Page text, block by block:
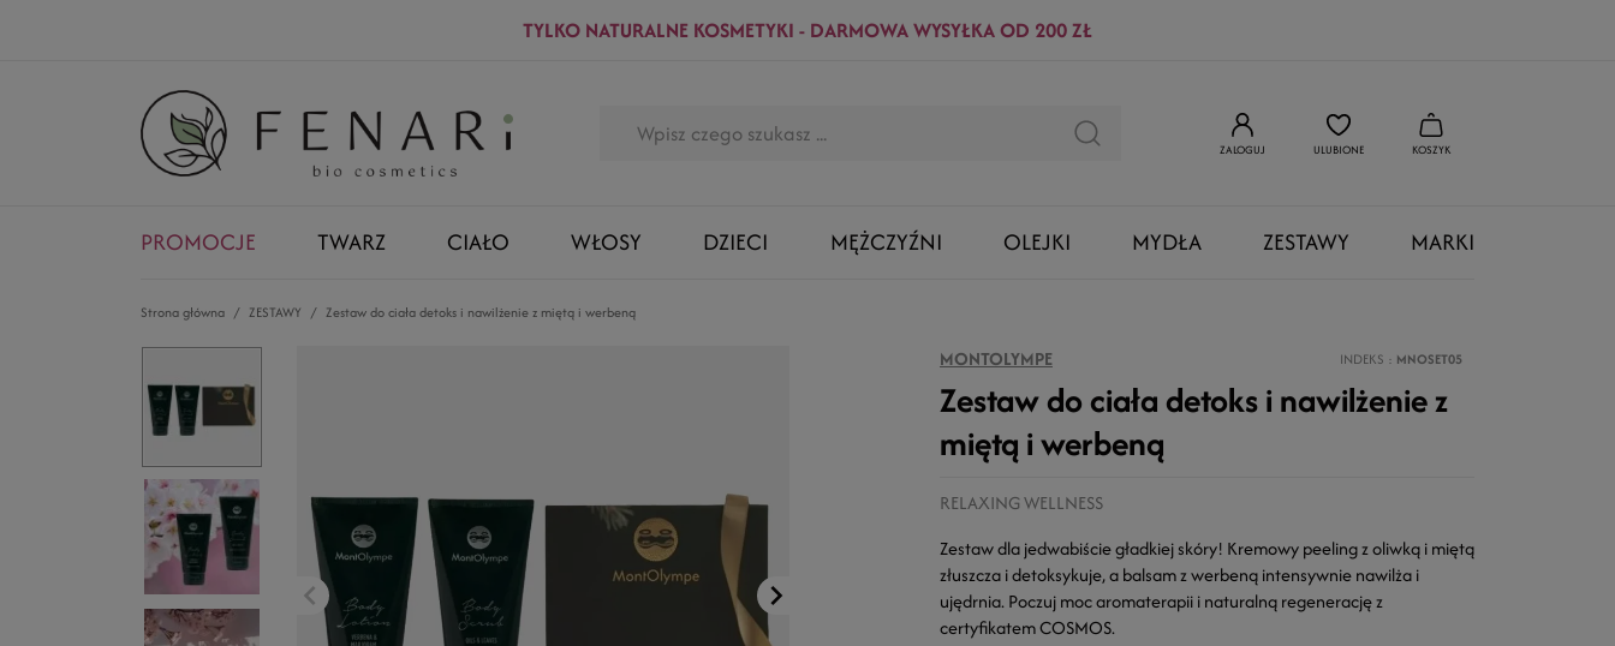
TYLKO NATURALNE KOSMETYKI - DARMOWA WYSYŁKA OD 200 ZŁ
ZALOGUJ ULUBIONE KOSZYK
PROMOCJE TWARZ CIAŁO WŁOSY DZIECI MĘŻCZYŹNI OLEJKI MYDŁA ZESTAWY MARKI
Strona główna ZESTAWY Zestaw do ciała detoks i nawilżenie z miętą i werbeną
MONTOLYMPE INDEKS MNOSET05
Zestaw do ciała detoks i nawilżenie z
miętą i werbeną
RELAXING WELLNESS
Zestaw dla jedwabiście gładkiej skóry! Kremowy peeling z oliwką i miętą
złuszcza i detoksykuje, a balsam z werbeną intensywnie nawilża i
ujędrnia. Poczuj moc aromaterapii i naturalną regenerację z
certyfikatem COSMOS.